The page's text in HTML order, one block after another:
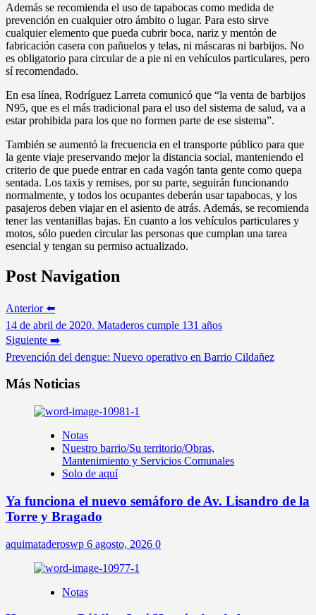
Además se recomienda el uso de tapabocas como medida de
prevención en cualquier otro ámbito o lugar. Para esto sirve
cualquier elemento que pueda cubrir boca, nariz y mentón de
fabricación casera con pañuelos y telas, ni máscaras ni barbijos. No
es obligatorio para circular de a pie ni en vehículos particulares, pero
sí recomendado.
En esa línea, Rodríguez Larreta comunicó que “la venta de barbijos
N95, que es el más tradicional para el uso del sistema de salud, va a
estar prohibida para los que no formen parte de ese sistema”.
También se aumentó la frecuencia en el transporte público para que
la gente viaje preservando mejor la distancia social, manteniendo el
criterio de que puede entrar en cada vagón tanta gente como quepa
sentada. Los taxis y remises, por su parte, seguirán funcionando
normalmente, y todos los ocupantes deberán usar tapabocas, y los
pasajeros deben viajar en el asiento de atrás. Además, se recomienda
tener las ventanillas bajas. En cuanto a los vehículos particulares y
motos, sólo pueden circular las personas que cumplan una tarea
esencial y tengan su permiso actualizado.
Post Navigation
Anterior ⬅️
14 de abril de 2020. Mataderos cumple 131 años
Siguiente ➡️
Prevención del dengue: Nuevo operativo en Barrio Cildañez
Más Noticias
Notas
Nuestro barrio/Su territorio/Obras,
Mantenimiento y Servicios Comunales
Solo de aquí
Ya funciona el nuevo semáforo de Av. Lisandro de la
Torre y Bragado
aquimataderoswp 6 agosto, 2026 0
Notas